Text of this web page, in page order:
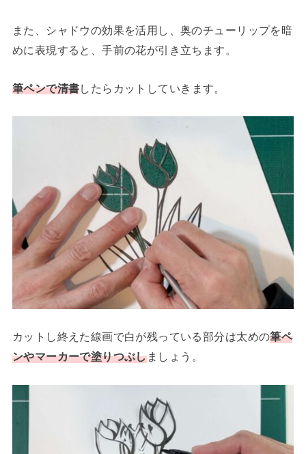
また、シャドウの効果を活用し、奥のチューリップを暗
めに表現すると、手前の花が引き立ちます。
筆ペンで清書したらカットしていきます。
カットし終えた線画で白が残っている部分は太めの筆ペ
ンやマーカーで塗りつぶしましょう。